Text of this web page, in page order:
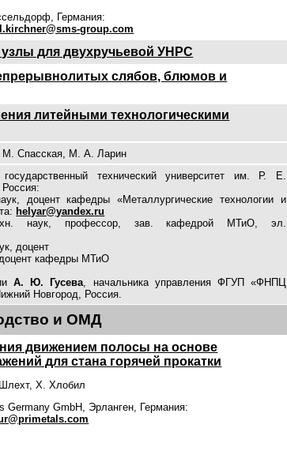
Германия:
group.com
для двухручьевой УНРС
слябов, блюмов и
литейными технологическими
Спасская, М. А. Ларин
технический университет им. Р. Е.
доцент кафедры «Металлургические технологии и
helyar@yandex.ru
наук, профессор, зав. кафедрой МТиО, эл.
доцент
доцент кафедры МТиО
А. Ю. Гусева , начальника управления ФГУП «ФНПЦ
Новгород, Россия.
и ОМД
движением полосы на основе
для стана горячей прокатки
Х. Хлобил
Germany GmbH, Эрланген, Германия: